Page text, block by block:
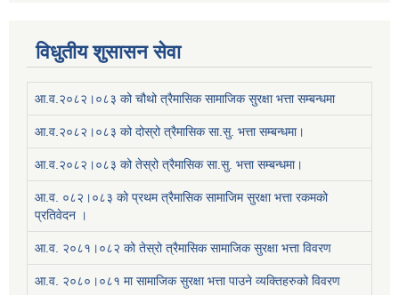
विधुतीय शुसासन सेवा
आ.व.२०८२।०८३ को चौथो त्रैमासिक सामाजिक सुरक्षा भत्ता सम्बन्धमा
आ.व.२०८२।०८३ को दोस्रो त्रैमासिक सा.सु. भत्ता सम्बन्धमा।
आ.व.२०८२।०८३ को तेस्रो त्रैमासिक सा.सु. भत्ता सम्बन्धमा।
आ.व. ०८२।०८३ को प्रथम त्रैमासिक सामाजिम सुरक्षा भत्ता रकमको
प्रतिवेदन ।
आ.व. २०८१।०८२ को तेस्रो त्रैमासिक सामाजिक सुरक्षा भत्ता विवरण
आ.व. २०८०।०८१ मा सामाजिक सुरक्षा भत्ता पाउने व्यक्तिहरुको विवरण